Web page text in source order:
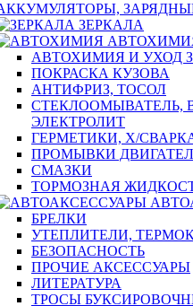
ЗЕРКАЛА
АВТОХИМИЯ И УХОД
ПОКРАСКА КУЗОВА
АНТИФРИЗ, ТОСОЛ
СТЕКЛООМЫВАТЕЛЬ,
ЭЛЕКТРОЛИТ
ГЕРМЕТИКИ, Х/
ПРОМЫВКИ
СМАЗКИ
ТОРМОЗНАЯ
БРЕЛКИ
УТЕПЛИТЕЛИ,
БЕЗОПАСНОСТЬ
ПРОЧИЕ АКСЕССУАРЫ
ЛИТЕРАТУРА
ТРОСЫ